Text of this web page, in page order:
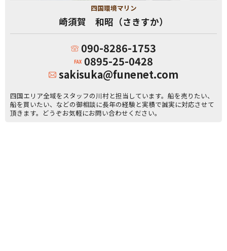
四国環境マリン
崎須賀 和昭（さきすか）
090-8286-1753
0895-25-0428
sakisuka@funenet.com
四国エリア全域をスタッフの川村と担当しています。船を売りたい、
船を買いたい、などの御相談に長年の経験と実積で誠実に対応させて
頂きます。どうぞお気軽にお問い合わせください。